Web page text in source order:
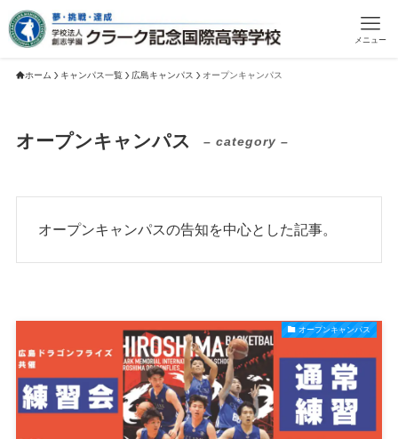
メニュー
ホーム キャンパス一覧 広島キャンパス オープンキャンパス
オープンキャンパス – category –
オープンキャンパスの告知を中心とした記事。
オープンキャンパス